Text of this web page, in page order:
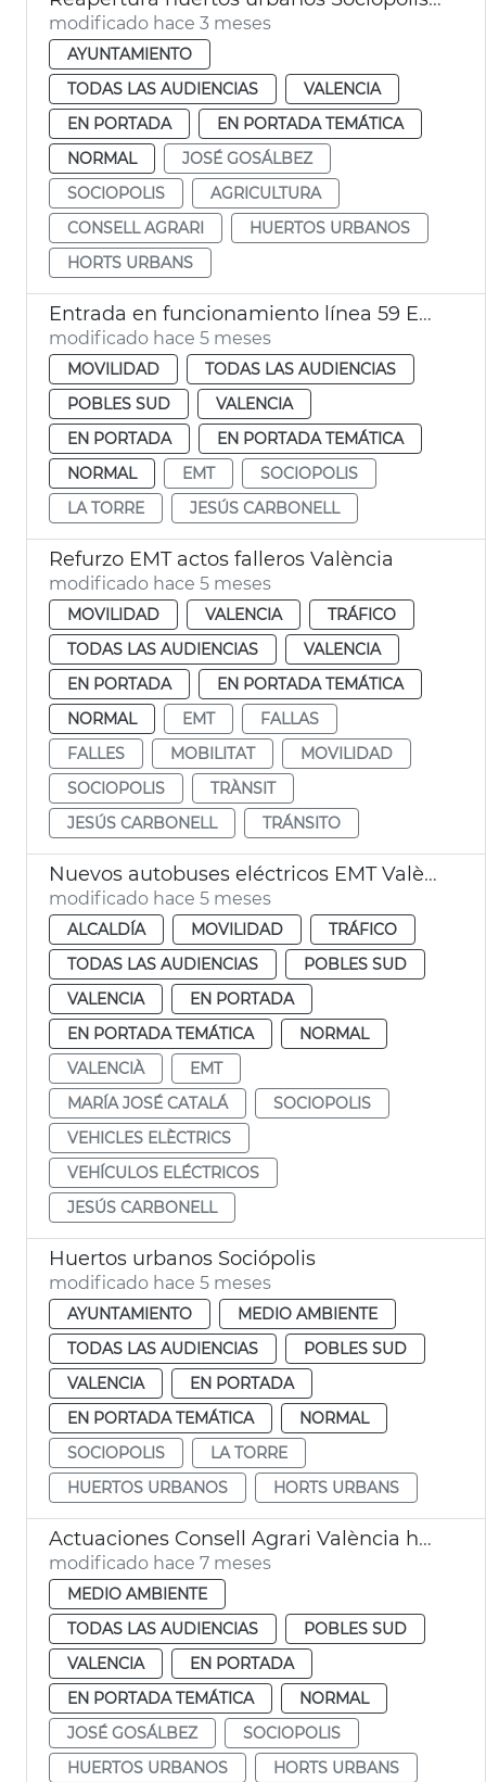
modificado hace 3 meses
AYUNTAMIENTO
TODAS LAS AUDIENCIAS
VALENCIA
EN PORTADA
EN PORTADA TEMÁTICA
NORMAL
JOSÉ GOSÁLBEZ
SOCIOPOLIS
AGRICULTURA
CONSELL AGRARI
HUERTOS URBANOS
HORTS URBANS
Entrada en funcionamiento línea 59 EMT València
modificado hace 5 meses
MOVILIDAD
TODAS LAS AUDIENCIAS
POBLES SUD
VALENCIA
EN PORTADA
EN PORTADA TEMÁTICA
NORMAL
EMT
SOCIOPOLIS
LA TORRE
JESÚS CARBONELL
Refurzo EMT actos falleros València
modificado hace 5 meses
MOVILIDAD VALENCIA
TRÁFICO
TODAS LAS AUDIENCIAS
VALENCIA
EN PORTADA
EN PORTADA TEMÁTICA
NORMAL
EMT
FALLAS
FALLES
MOBILITAT
MOVILIDAD
SOCIOPOLIS
TRÀNSIT
JESÚS CARBONELL
TRÁNSITO
Nuevos autobuses eléctricos EMT València y nueva línea Sociópolis
modificado hace 5 meses
ALCALDÍA MOVILIDAD
TRÁFICO
TODAS LAS AUDIENCIAS
POBLES SUD
VALENCIA
EN PORTADA
EN PORTADA TEMÁTICA
NORMAL
VALENCIÀ
EMT
MARÍA JOSÉ CATALÁ
SOCIOPOLIS
VEHICLES ELÈCTRICS
VEHÍCULOS ELÉCTRICOS
JESÚS CARBONELL
Huertos urbanos Sociópolis
modificado hace 5 meses
AYUNTAMIENTO
MEDIO AMBIENTE
TODAS LAS AUDIENCIAS
POBLES SUD
VALENCIA
EN PORTADA
EN PORTADA TEMÁTICA
NORMAL
SOCIOPOLIS
LA TORRE
HUERTOS URBANOS
HORTS URBANS
Actuaciones Consell Agrari València huertos urbanos
modificado hace 7 meses
MEDIO AMBIENTE
TODAS LAS AUDIENCIAS
POBLES SUD
VALENCIA
EN PORTADA
EN PORTADA TEMÁTICA
NORMAL
JOSÉ GOSÁLBEZ
SOCIOPOLIS
HUERTOS URBANOS
HORTS URBANS